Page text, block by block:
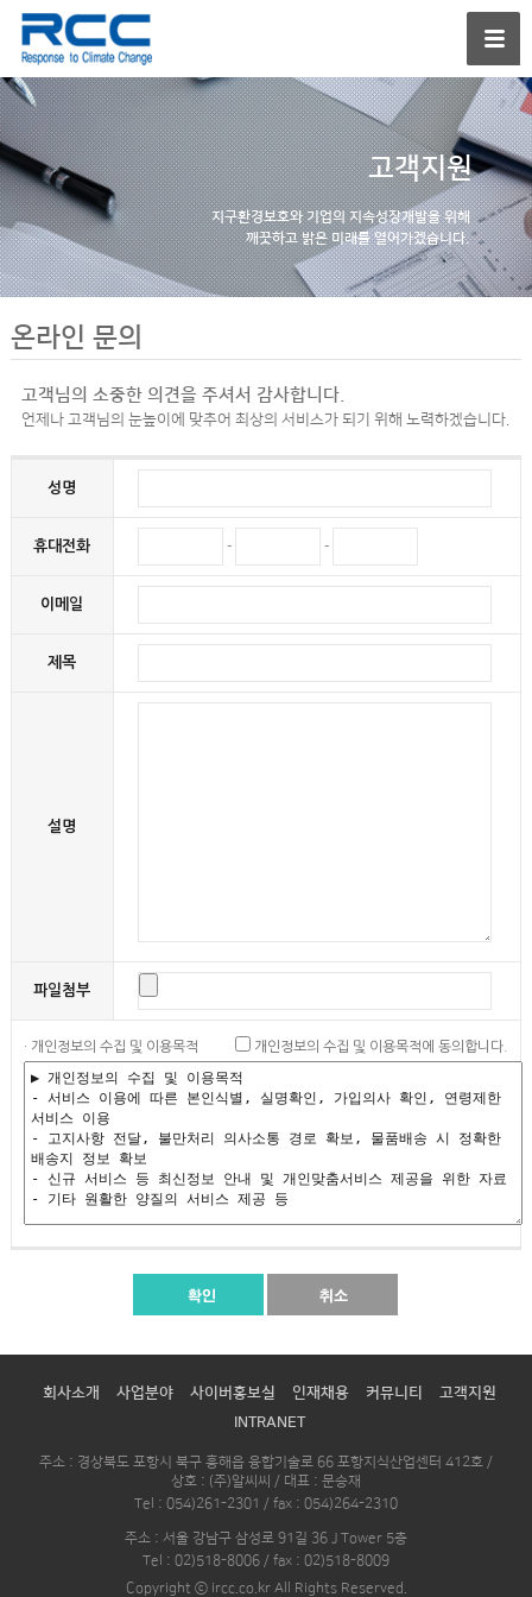
고객지원
지구환경보호와 기업의지속성장개발을 위해
깨끗하고 밝은 미래를열어가겠습니다.
온라인 문의
고객님의 소중한 의견을 주셔서 감사합니다.
언제나 고객님의 눈높이에 맞추어 최상의 서비스가 되기 위해 노력하겠습니다.
성명
휴대전화 - -
이메일
제목
설명
파일첨부
· 개인정보의 수집 및 이용목적 개인정보의 수집 및 이용목적에 동의합니다.
회사소개 사업분야 사이버홍보실 인재채용 커뮤니티
고객지원
INTRANET
주소 : 경상북도 포항시 북구 흥해읍 융합기술로 66 포항지식산업센터 412호 /
상호 : (주)알씨씨 / 대표 : 문승재
Tel : 054)261-2301 / fax : 054)264-2310
주소 : 서울 강남구 삼성로 91길 36 J Tower 5층
Tel : 02)518-8006 / fax : 02)518-8009
Copyright ⓒ ircc.co.kr All Rights Reserved.